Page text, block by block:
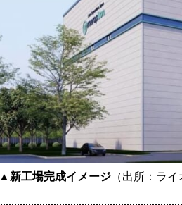
▲新工場完成イメージ （出所：ラ